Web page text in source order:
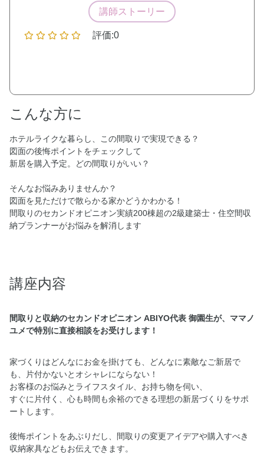
講師ストーリー
評価:0
こんな方に
ホテルライクな暮らし、この間取りで実現できる？
図面の後悔ポイントをチェックして
新居を購入予定。どの間取りがいい？
そんなお悩みありませんか？
図面を見ただけで散らかる家かどうかわかる！
間取りのセカンドオピニオン実績200棟超の2級建築士・住空間収
納プランナーがお悩みを解消します
講座内容
間取りと収納のセカンドオピニオン ABIYO代表 御園生が、ママノ
ユメで特別に直接相談をお受けします！
家づくりはどんなにお金を掛けても、どんなに素敵なご新居で
も、片付かないとオシャレにならない！
お客様のお悩みとライフスタイル、お持ち物を伺い、
すぐに片付く、心も時間も余裕のできる理想の新居づくりをサポ
ートします。
後悔ポイントをあぶりだし、間取りの変更アイデアや購入すべき
収納家具などもお伝えできます。